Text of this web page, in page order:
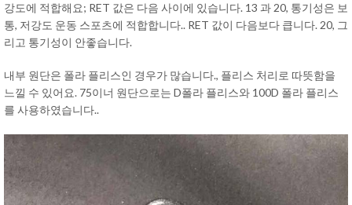
강도에 적합해요; RET 값은 다음 사이에 있습니다. 13 과 20, 통기성은 보
통, 저강도 운동 스포츠에 적합합니다.. RET 값이 다음보다 큽니다. 20, 그
리고 통기성이 안좋습니다.
내부 원단은 폴라 플리스인 경우가 많습니다., 플리스 처리로 따뜻함을
느낄 수 있어요. 75이너 원단으로는 D폴라 플리스와 100D 폴라 플리스
를 사용하였습니다..